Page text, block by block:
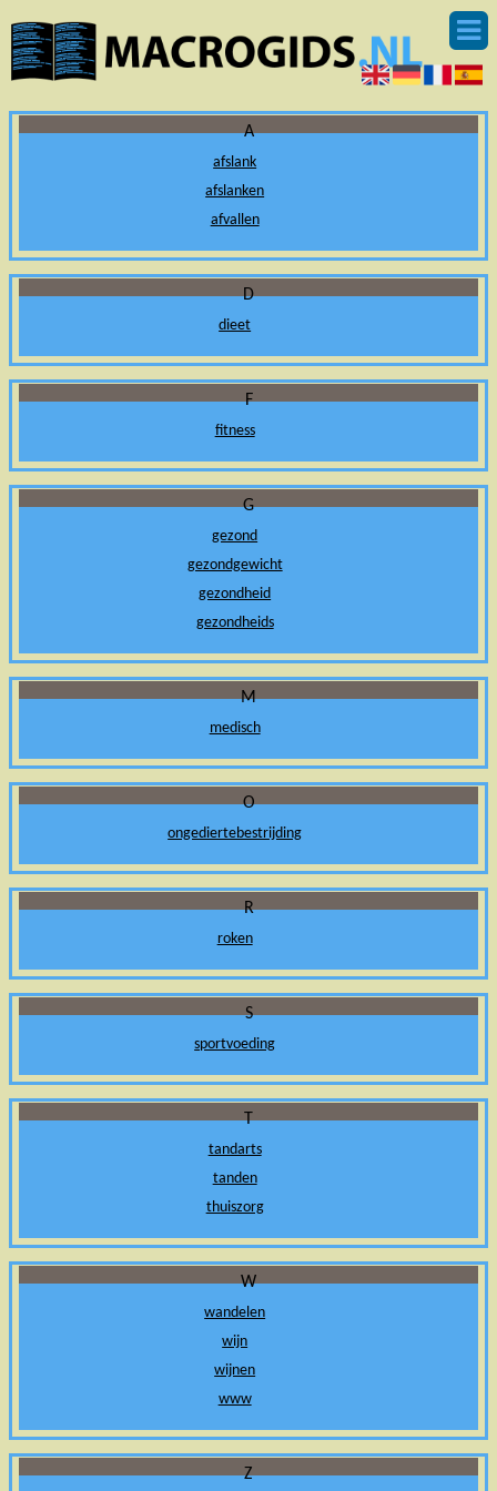
A
afslank
afslanken
afvallen
D
dieet
F
fitness
G
gezond
gezondgewicht
gezondheid
gezondheids
M
medisch
O
ongediertebestrijding
R
roken
S
sportvoeding
T
tandarts
tanden
thuiszorg
W
wandelen
wijn
wijnen
www
Z